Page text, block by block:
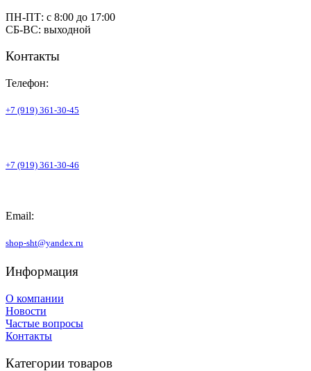
ПН-ПТ: с 8:00 до 17:00
СБ-ВС: выходной
Контакты
Телефон:
+7 (919) 361-30-45
+7 (919) 361-30-46
Email:
shop-sht@yandex.ru
Информация
О компании
Новости
Частые вопросы
Контакты
Категории товаров